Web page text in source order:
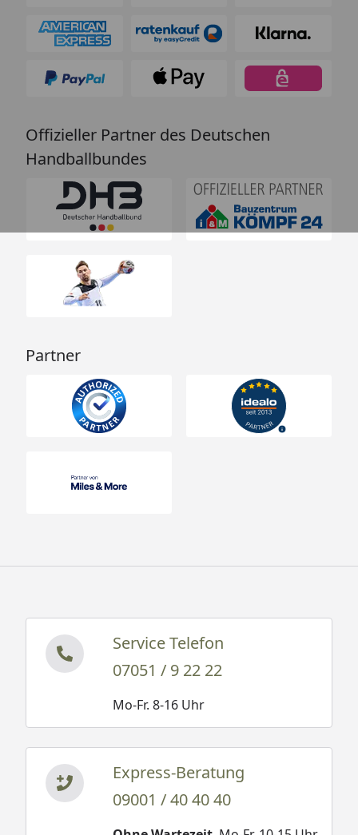
Offizieller Partner des Deutschen
Handballbundes
Partner
Service Telefon
07051 / 9 22 22
Mo-Fr. 8-16 Uhr
Express-Beratung
09001 / 40 40 40